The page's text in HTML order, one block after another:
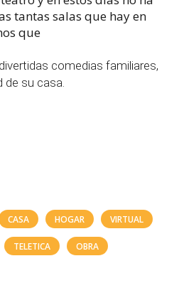
tantas salas que hay en
que
comedias familiares,
de su casa.
CASA HOGAR VIRTUAL
TELETICA OBRA